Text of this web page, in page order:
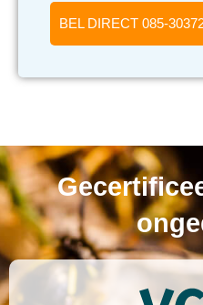
BEL DIRECT 085-